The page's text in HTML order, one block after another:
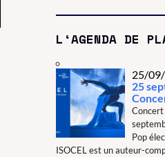
L‘AGENDA DE
25/
25
Concert
Pop
ISOCEL est un auteur-